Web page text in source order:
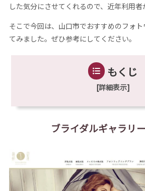
した気分にさせてくれるので、近年利用者
そこで今回は、山口市でおすすめのフォ
てみました。ぜひ参考にしてください。
もくじ
[詳細表示]
ブライダルギャラリ